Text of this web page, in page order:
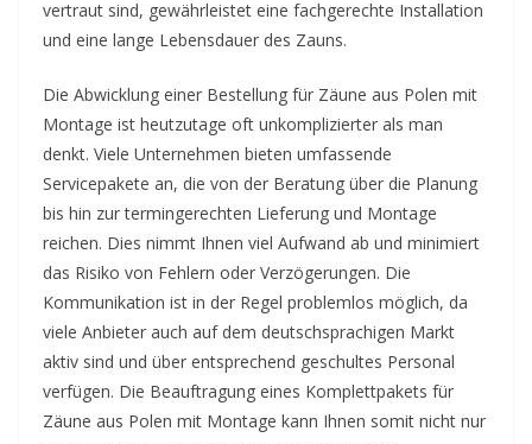
vertraut sind, gewährleistet eine fachgerechte Installation
und eine lange Lebensdauer des Zauns.
Die Abwicklung einer Bestellung für Zäune aus Polen mit
Montage ist heutzutage oft unkomplizierter als man
denkt. Viele Unternehmen bieten umfassende
Servicepakete an, die von der Beratung über die Planung
bis hin zur termingerechten Lieferung und Montage
reichen. Dies nimmt Ihnen viel Aufwand ab und minimiert
das Risiko von Fehlern oder Verzögerungen. Die
Kommunikation ist in der Regel problemlos möglich, da
viele Anbieter auch auf dem deutschsprachigen Markt
aktiv sind und über entsprechend geschultes Personal
verfügen. Die Beauftragung eines Komplettpakets für
Zäune aus Polen mit Montage kann Ihnen somit nicht nur